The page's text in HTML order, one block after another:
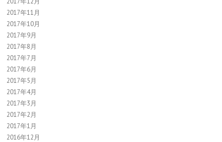
2017年11月
2017年10月
2017年9月
2017年8月
2017年7月
2017年6月
2017年5月
2017年4月
2017年3月
2017年2月
2017年1月
2016年12月